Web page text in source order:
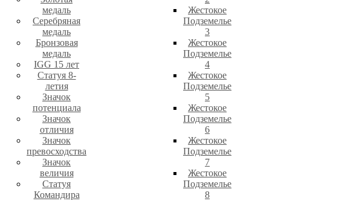
медаль
Серебряная
медаль
Бронзовая
медаль
IGG 15 лет
Статуя 8-
летия
Значок
потенциала
Значок
отличия
Значок
превосходства
Значок
величия
Статуя
Командира
Жестокое
Подземелье
3
Жестокое
Подземелье
4
Жестокое
Подземелье
5
Жестокое
Подземелье
6
Жестокое
Подземелье
7
Жестокое
Подземелье
8